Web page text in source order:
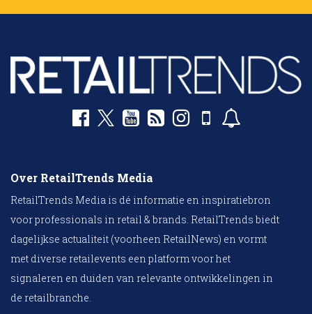
Over RetailTrends Media
RetailTrends Media is dé informatie en inspiratiebron
voor professionals in retail & brands. RetailTrends biedt
dagelijkse actualiteit (voorheen RetailNews) en vormt
met diverse retailevents een platform voor het
signaleren en duiden van relevante ontwikkelingen in
de retailbranche.